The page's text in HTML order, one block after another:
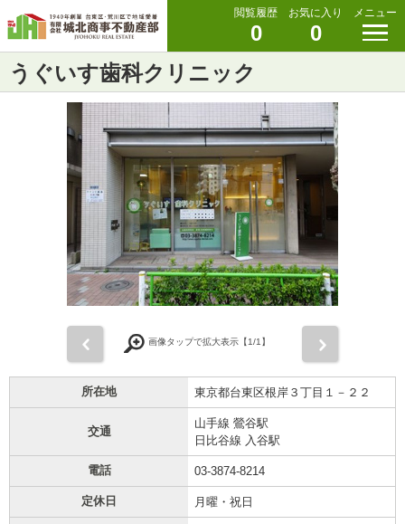
閲覧履歴
0
お気に入り
0
メニュー
うぐいす歯科クリニック
画像タップで拡大表示【1/1】
所在地 東京都台東区根岸３丁目１－２２
交通
山手線 鶯谷駅
日比谷線 入谷駅
電話 03-3874-8214
定休日 月曜・祝日